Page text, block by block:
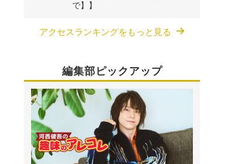
で】】
アクセスランキングをもっと見る
編集部ピックアップ